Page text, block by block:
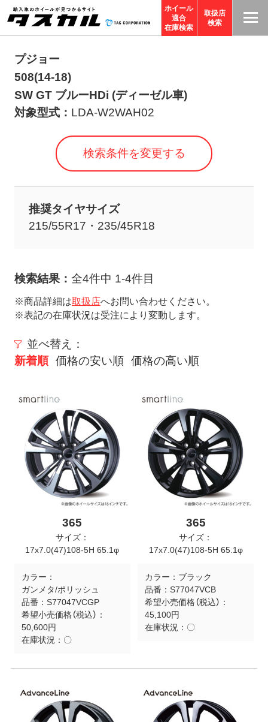
ホイール
適合
在庫検索
取扱店
検索
プジョー
508(14-18)
SW GT ブルーHDi (ディーゼル車)
対象型式： LDA-W2WAH02
検索条件を変更する
推奨タイヤサイズ
215/55R17・235/45R18
検索結果： 全4件中 1-4件目
※商品詳細は取扱店へお問い合わせください。
※表記の在庫状況は受注により変動します。
並べ替え：
新着順 価格の安い順 価格の高い順
365
サイズ：
17x7.0(47)108-5H 65.1φ
カラー：
ガンメタ/ポリッシュ
品番： S77047VCGP
希望小売価格（税込）：
50,600円
在庫状況： 〇
365
サイズ：
17x7.0(47)108-5H 65.1φ
カラー： ブラック
品番： S77047VCB
希望小売価格（税込）：
45,100円
在庫状況： 〇
T